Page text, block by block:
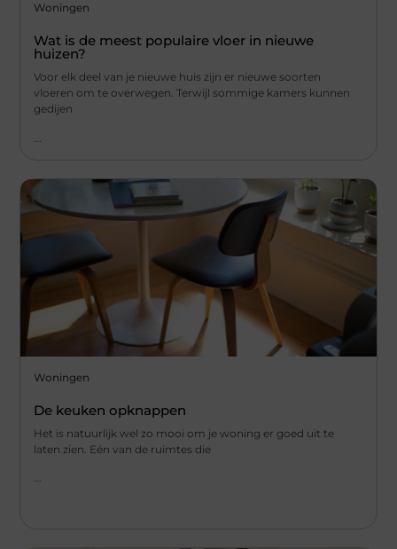
Woningen
Wat is de meest populaire vloer in nieuwe
huizen?
Voor elk deel van je nieuwe huis zijn er nieuwe soorten
vloeren om te overwegen. Terwijl sommige kamers kunnen
gedijen
Woningen
De keuken opknappen
Het is natuurlijk wel zo mooi om je woning er goed uit te
laten zien. Eén van de ruimtes die